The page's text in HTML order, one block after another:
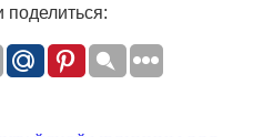
поделиться: